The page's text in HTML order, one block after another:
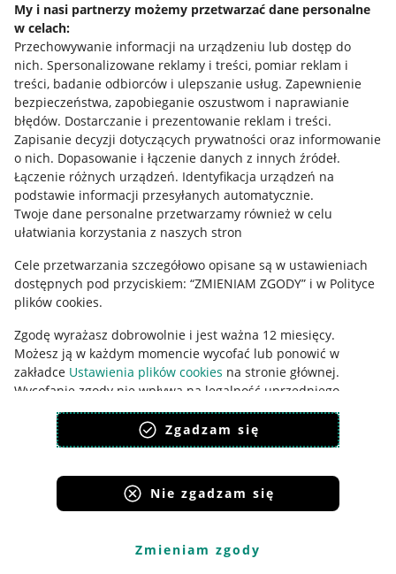
My i nasi partnerzy możemy przetwarzać dane personalne
w celach:
Przechowywanie informacji na urządzeniu lub dostęp do
nich. Spersonalizowane reklamy i treści, pomiar reklam i
treści, badanie odbiorców i ulepszanie usług. Zapewnienie
bezpieczeństwa, zapobieganie oszustwom i naprawianie
błędów. Dostarczanie i prezentowanie reklam i treści.
Zapisanie decyzji dotyczących prywatności oraz informowanie
o nich. Dopasowanie i łączenie danych z innych źródeł.
Łączenie różnych urządzeń. Identyfikacja urządzeń na
podstawie informacji przesyłanych automatycznie.
Twoje dane personalne przetwarzamy również w celu
ułatwiania korzystania z naszych stron
Cele przetwarzania szczegółowo opisane są w ustawieniach
dostępnych pod przyciskiem: “ZMIENIAM ZGODY” i w Polityce
plików cookies.
Zgodę wyrażasz dobrowolnie i jest ważna 12 miesięcy.
Możesz ją w każdym momencie wycofać lub ponowić w
zakładce Ustawienia plików cookies na stronie głównej.
Wycofanie zgody nie wpływa na legalność uprzedniego
przetwarzania.
polityka plików cookies
polityka ochrony prywatności
Zgadzam się
Nie zgadzam się
Zmieniam zgody
Mapa miejscowości
Informacje prawne
Regulamin
Polityka plików "cookies"
Ustawienia plików "cookies"
Udostępnianie lokalizacji
Informacje dla Aktu o Usługach Cyfrowych
Pobierz aplikację
Korzystanie z serwisu oznacza akceptacjęregulaminu